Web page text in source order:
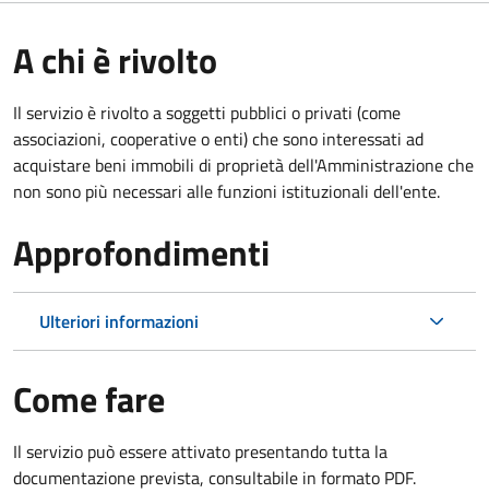
A chi è rivolto
Il servizio è rivolto a soggetti pubblici o privati (come
associazioni, cooperative o enti) che sono interessati ad
acquistare beni immobili di proprietà dell'Amministrazione che
non sono più necessari alle funzioni istituzionali dell'ente.
Approfondimenti
Ulteriori informazioni
Come fare
Il servizio può essere attivato presentando tutta la
documentazione prevista, consultabile in formato PDF.